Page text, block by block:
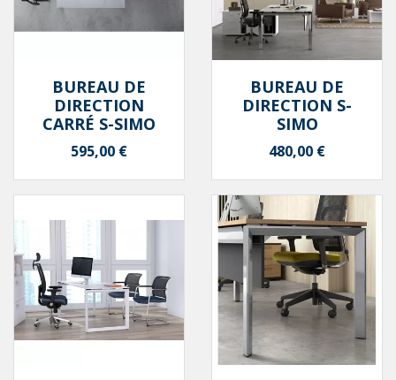
BUREAU DE
DIRECTION
CARRÉ S-SIMO
Prix
595,00 €
BUREAU DE
DIRECTION S-
SIMO
Prix
480,00 €